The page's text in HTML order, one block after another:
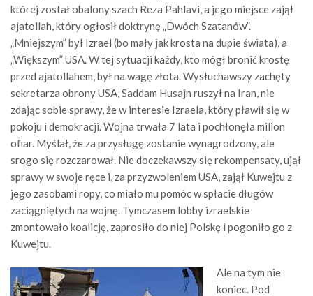
której został obalony szach Reza Pahlavi, a jego miejsce zajął
ajatollah, który ogłosił doktrynę „Dwóch Szatanów”.
„Mniejszym” był Izrael (bo mały jak krosta na dupie świata), a
„Większym” USA. W tej sytuacji każdy, kto mógł bronić krostę
przed ajatollahem, był na wagę złota. Wysłuchawszy zachęty
sekretarza obrony USA, Saddam Husajn ruszył na Iran, nie
zdając sobie sprawy, że w interesie Izraela, który pławił się w
pokoju i demokracji. Wojna trwała 7 lata i pochłonęła milion
ofiar. Myślał, że za przysługę zostanie wynagrodzony, ale
srogo się rozczarował. Nie doczekawszy się rekompensaty, ujął
sprawy w swoje ręce i, za przyzwoleniem USA, zajął Kuwejtu z
jego zasobami ropy, co miało mu pomóc w spłacie długów
zaciągniętych na wojnę. Tymczasem lobby izraelskie
zmontowało koalicję, zaprosiło do niej Polskę i pogoniło go z
Kuwejtu.
Ale na tym nie
koniec. Pod